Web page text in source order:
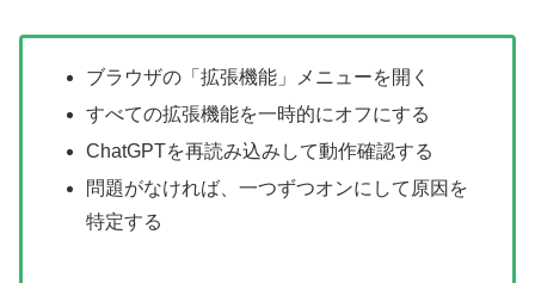
ブラウザの「拡張機能」メニューを開く
すべての拡張機能を一時的にオフにする
ChatGPTを再読み込みして動作確認する
問題がなければ、一つずつオンにして原因を
特定する